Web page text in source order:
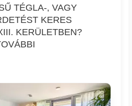
TÉGLA-, VAGY
KERES
KERÜLETBEN?